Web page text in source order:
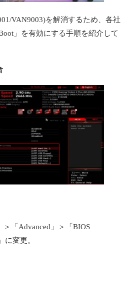
VAN9003)を解消するため、各社
」を有効にする手順を紹介して
＞「Advanced」＞「BIOS
に変更。